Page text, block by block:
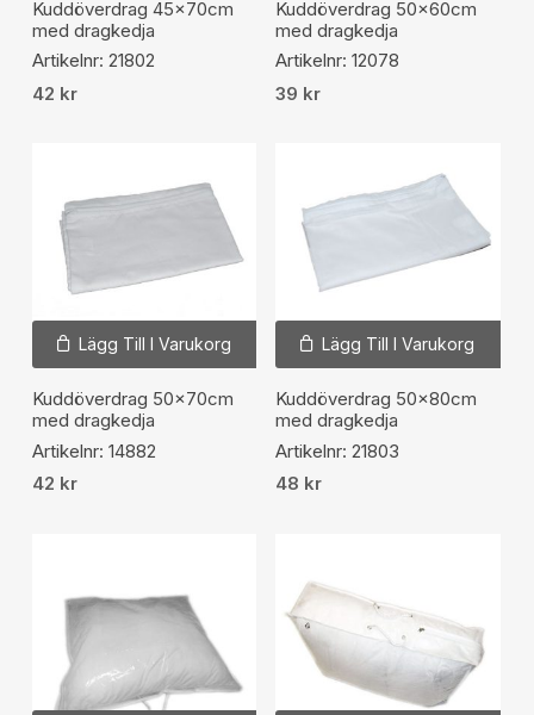
Kuddöverdrag 45x70cm
med dragkedja
Artikelnr: 21802
42 kr
Kuddöverdrag 50x60cm
med dragkedja
Artikelnr: 12078
39 kr
Lägg Till I Varukorg
Kuddöverdrag 50x70cm
med dragkedja
Artikelnr: 14882
42 kr
Lägg Till I Varukorg
Kuddöverdrag 50x80cm
med dragkedja
Artikelnr: 21803
48 kr